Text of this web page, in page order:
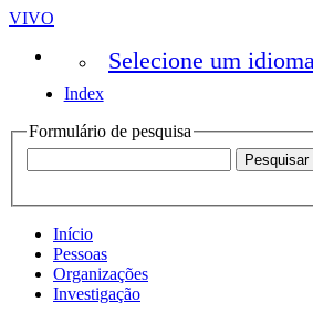
VIVO
Selecione um
Index
Formulário de pesquisa
Início
Pessoas
Organizações
Investigação